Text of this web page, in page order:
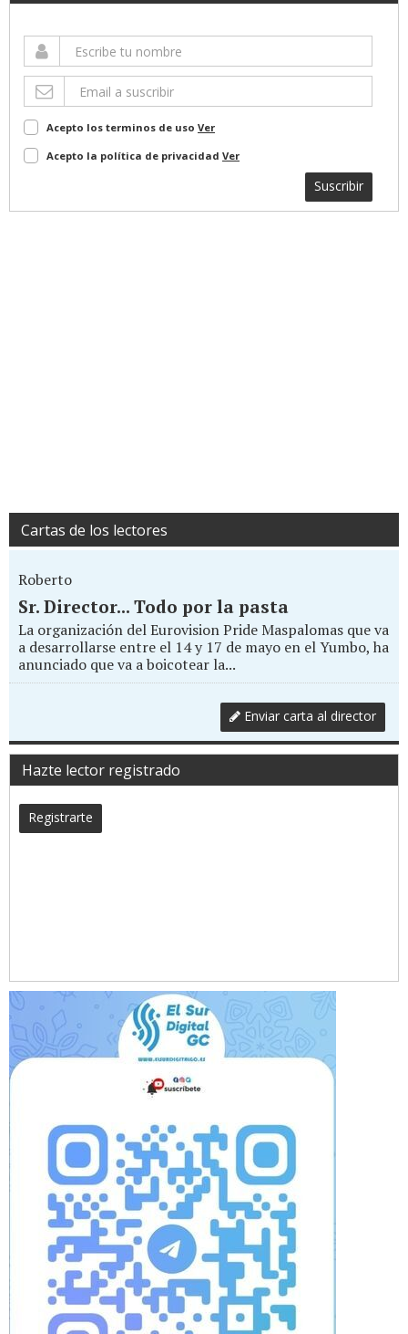
Acepto los terminos de uso Ver
Acepto la política de privacidad Ver
Suscribir
Cartas de los lectores
Roberto
Sr. Director... Todo por la pasta
La organización del Eurovision Pride Maspalomas que va
a desarrollarse entre el 14 y 17 de mayo en el Yumbo, ha
anunciado que va a boicotear la...
Enviar carta al director
Hazte lector registrado
Registrarte